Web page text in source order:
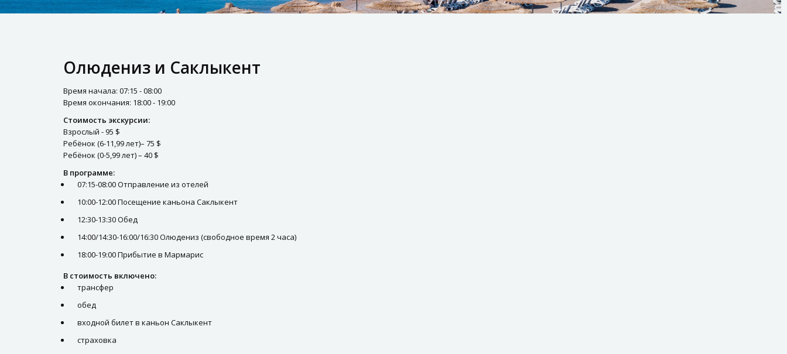
Олюдениз и Саклыкент
Время начала: 07:15 - 08:00
Время окончания: 18:00 - 19:00
Стоимость экскурсии:
Взрослый - 95 $
Ребёнок (6-11,99 лет)– 75 $
Ребёнок (0-5,99 лет) – 40 $
В программе:
07:15-08:00 Отправление из отелей
10:00-12:00 Посещение каньона Саклыкент
12:30-13:30 Обед
14:00/14:30-16:00/16:30 Олюдениз (свободное время 2 часа)
18:00-19:00 Прибытие в Мармарис
В стоимость включено:
трансфер
обед
входной билет в каньон Саклыкент
страховка